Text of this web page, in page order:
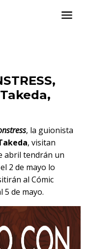
, la guionista
, visitan
abril tendrán un
2 de mayo lo
al Cómic
5 de mayo.